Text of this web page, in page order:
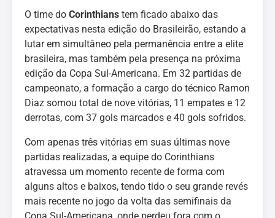
O time do Corinthians tem ficado abaixo das
expectativas nesta edição do Brasileirão, estando a
lutar em simultâneo pela permanência entre a elite
brasileira, mas também pela presença na próxima
edição da Copa Sul-Americana. Em 32 partidas de
campeonato, a formação a cargo do técnico Ramon
Diaz somou total de nove vitórias, 11 empates e 12
derrotas, com 37 gols marcados e 40 gols sofridos.
Com apenas três vitórias em suas últimas nove
partidas realizadas, a equipe do Corinthians
atravessa um momento recente de forma com
alguns altos e baixos, tendo tido o seu grande revés
mais recente no jogo da volta das semifinais da